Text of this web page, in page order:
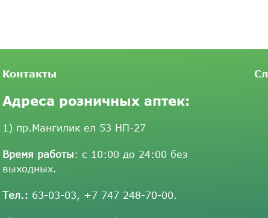
Контакты
Адреса розничных аптек:
1) пр.Мангилик ел 53 НП-27
Время работы: с 10:00 до 24:00 без
выходных.
Тел.: 63-03-03, +7 747 248-70-00.